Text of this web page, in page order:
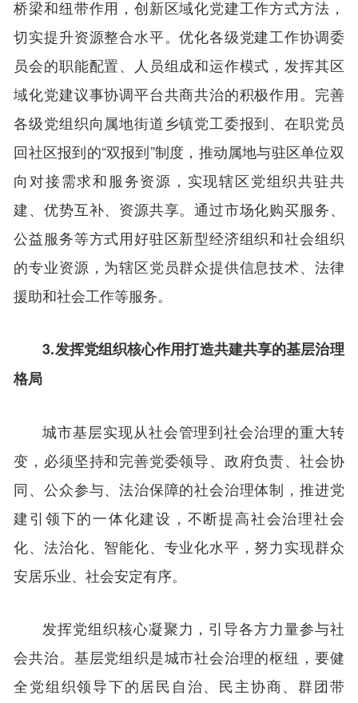
桥梁和纽带作用，创新区域化党建工作方式方法，
切实提升资源整合水平。优化各级党建工作协调委
员会的职能配置、人员组成和运作模式，发挥其区
域化党建议事协调平台共商共治的积极作用。完善
各级党组织向属地街道乡镇党工委报到、在职党员
回社区报到的“双报到”制度，推动属地与驻区单位双
向对接需求和服务资源，实现辖区党组织共驻共
建、优势互补、资源共享。通过市场化购买服务、
公益服务等方式用好驻区新型经济组织和社会组织
的专业资源，为辖区党员群众提供信息技术、法律
援助和社会工作等服务。
3.发挥党组织核心作用打造共建共享的基层治理
格局
城市基层实现从社会管理到社会治理的重大转
变，必须坚持和完善党委领导、政府负责、社会协
同、公众参与、法治保障的社会治理体制，推进党
建引领下的一体化建设，不断提高社会治理社会
化、法治化、智能化、专业化水平，努力实现群众
安居乐业、社会安定有序。
发挥党组织核心凝聚力，引导各方力量参与社
会共治。基层党组织是城市社会治理的枢纽，要健
全党组织领导下的居民自治、民主协商、群团带